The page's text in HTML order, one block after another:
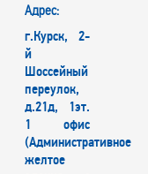
Адрес:
г.Курск, 2-
й
Шоссейный
переулок,
д.21д, 1эт.
1 офис
(Административное
желтое